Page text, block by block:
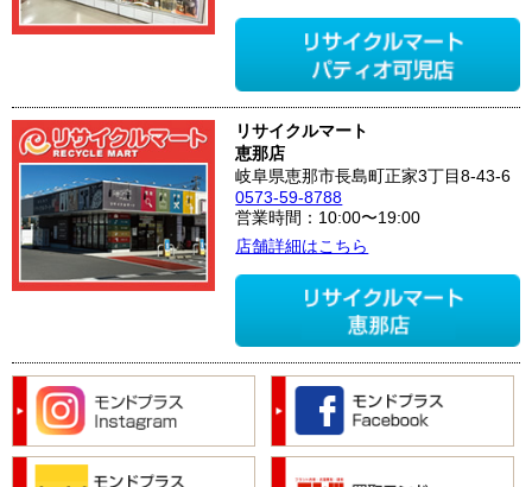
リサイクルマート
恵那店
岐阜県恵那市長島町正家3丁目8-43-6
0573-59-8788
営業時間：10:00〜19:00
店舗詳細はこちら